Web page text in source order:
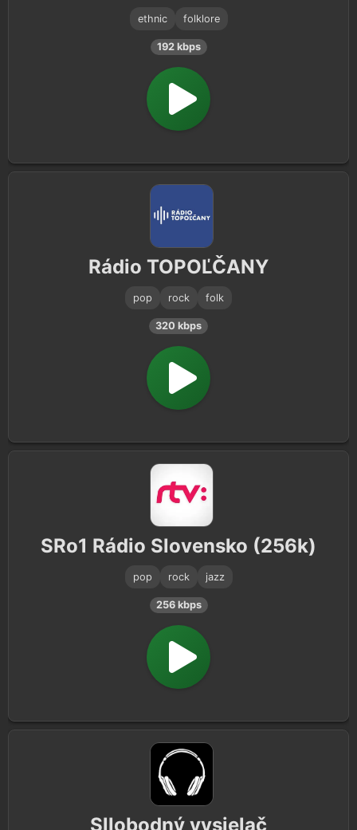
ethnic folklore
192 kbps
Rádio TOPOĽČANY
pop rock folk
320 kbps
SRo1 Rádio Slovensko (256k)
pop rock jazz
256 kbps
Sllobodný vysielač